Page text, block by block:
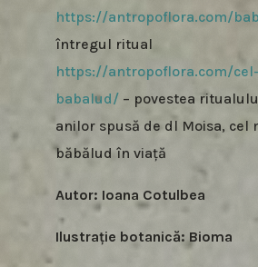
https://antropoflora.com/
întregul ritual
https://antropoflora.com/
babalud/– povestea
anilor spusă de dl Moisa, cel
băbălud în viață
Autor: Ioana Cotulbea
Ilustrație botanică: Bioma